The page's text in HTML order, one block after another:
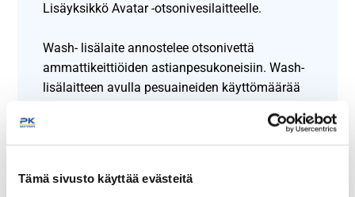
Tämä sivusto käyttää evästeitä
Lisäyksikkö Avatar -otsonivesilaitteelle.
Wash- lisälaite annostelee otsonivettä
ammattikeittiöiden astianpesukoneisiin. Wash-
lisälaitteen avulla pesuaineiden käyttömäärää
asentaja kytkee Washin astianpesukoneeseen.